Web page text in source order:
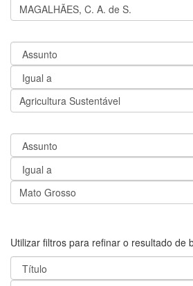
Utilizar filtros para refinar o resultado de